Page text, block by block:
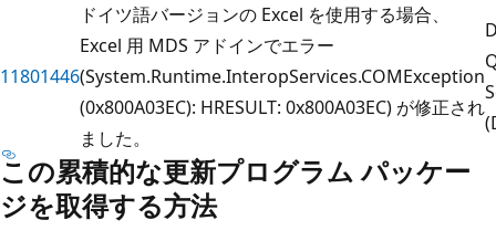
11801446
ドイツ語バージョンの Excel を使用する場合、
Excel 用 MDS アドインでエラー
(System.Runtime.InteropServices.COMException
(0x800A03EC): HRESULT: 0x800A03EC) が修正され
ました。
この累積的な更新プログラム パッケー
ジを取得する方法